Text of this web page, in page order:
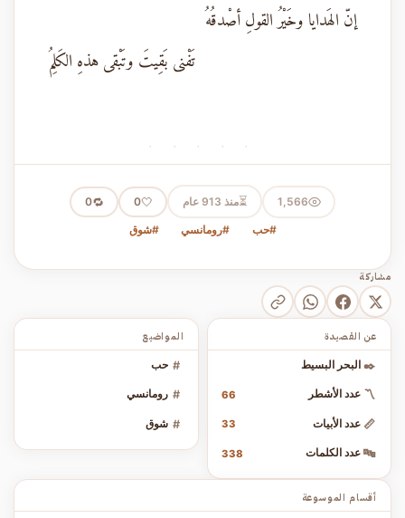
إنّ الهَدايا وخَيْرُ القولِ أصْدقُهُ
تَفْنى بَقِيتَ وتَبْقى هذهِ الكَلِمُ
· · · · ·
1,566
⏳منذ 913 عام 🤍
0
🔁
0
#حب #رومانسي #شوق
مشاركة
المواضيع
# حب
# رومانسي
# شوق
عن القصيدة
✒️ البحر البسيط
〽️ عدد الأشطر 66
📏 عدد الأبيات 33
🔤 عدد الكلمات 338
أقسام الموسوعة